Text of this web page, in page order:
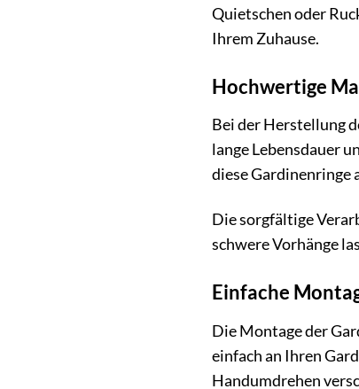
Quietschen oder
Ihrem Zuhause.
Hochwertige
Bei der Herstellung
lange Lebensdauer
diese Gardinenringe
Die sorgfältige
schwere Vorhänge
Einfache
Die Montage der
einfach an Ihren
Handumdrehen